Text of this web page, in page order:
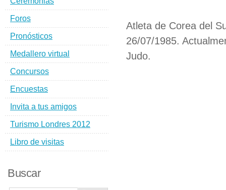
Atleta de Corea del
26/07/1985.
Judo.
Foros
Pronósticos
Medallero virtual
Concursos
Encuestas
Invita a tus amigos
Turismo Londres 2012
Libro de visitas
Buscar